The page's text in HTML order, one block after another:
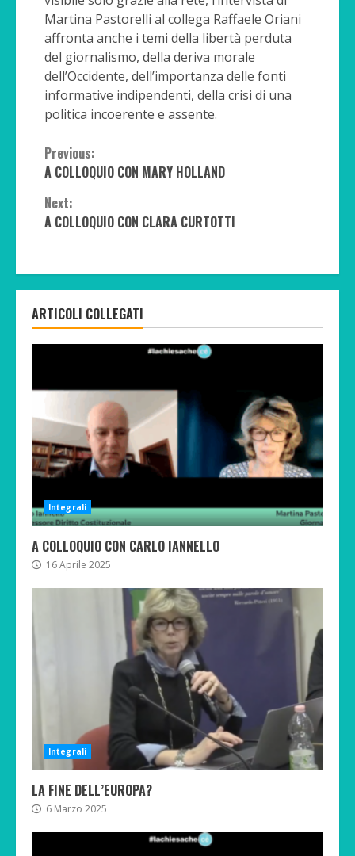
Martina Pastorelli al collega Raffaele Oriani
affronta anche i temi della libertà perduta
del giornalismo, della deriva morale
dell’Occidente, dell’importanza delle fonti
informative indipendenti, della crisi di una
politica incoerente e assente.
Continue
Reading
Previous:
A COLLOQUIO CON MARY HOLLAND
Next:
A COLLOQUIO CON CLARA CURTOTTI
ARTICOLI COLLEGATI
Integrali
A COLLOQUIO CON CARLO IANNELLO
16 Aprile 2025
Integrali
LA FINE DELL’EUROPA?
6 Marzo 2025